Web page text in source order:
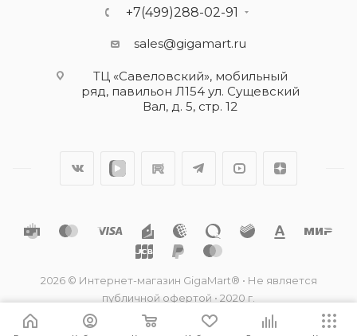
+7(499)288-02-91
sales@gigamart.ru
ТЦ «Савеловский», мобильный
ряд, павильон Л154 ул. Сущевский
Вал, д. 5, стр. 12
2026 © Интернет-магазин GigaMart® • Не является
публичной офертой • 2020 г.